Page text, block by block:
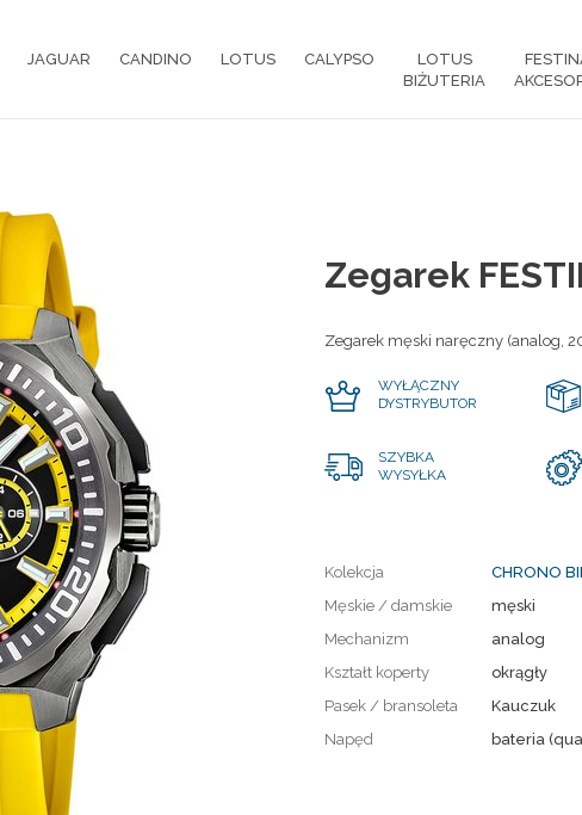
JAGUAR CANDINO LOTUS CALYPSO
LOTUS
BIŻUTERIA
Zegarek
Zegarek męski naręczny (analog,
WYŁĄCZNY
DYSTRYBUTOR
SZYBKA
WYSYŁKA
Kolekcja
CHRONO
Męskie / damskie
męski
Mechanizm
analog
Kształt koperty
okrągły
Pasek / bransoleta
Kauczuk
Napęd
bateria